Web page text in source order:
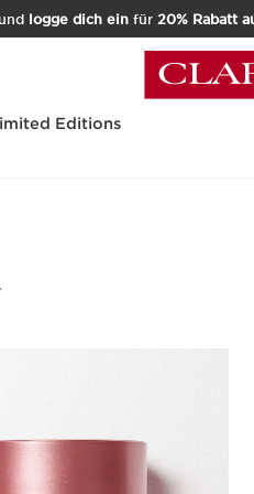
logge dich einfür 20% Rabatt
Editions